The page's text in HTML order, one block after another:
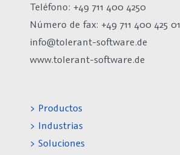
Teléfono: +49 711 400 4250
Número de fax: +49 711 400 425 01
info@tolerant-software.de
www.tolerant-software.de
> Productos
> Industrias
> Soluciones